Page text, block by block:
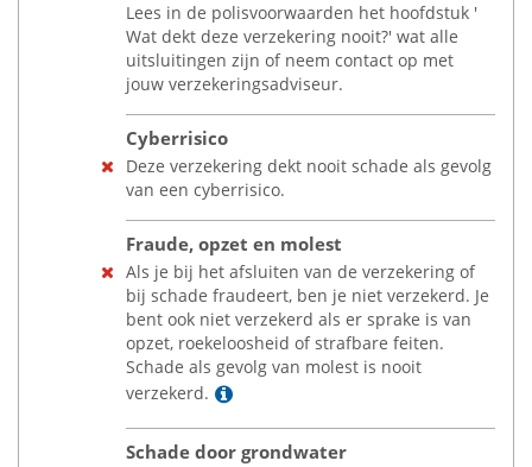
Lees in de polisvoorwaarden het hoofdstuk '
Wat dekt deze verzekering nooit?' wat alle
uitsluitingen zijn of neem contact op met
jouw verzekeringsadviseur.
Cyberrisico
Deze verzekering dekt nooit schade als gevolg
van een cyberrisico.
Fraude, opzet en molest
Als je bij het afsluiten van de verzekering of
bij schade fraudeert, ben je niet verzekerd. Je
bent ook niet verzekerd als er sprake is van
opzet, roekeloosheid of strafbare feiten.
Schade als gevolg van molest is nooit
verzekerd.
Lees meer
Schade door grondwater